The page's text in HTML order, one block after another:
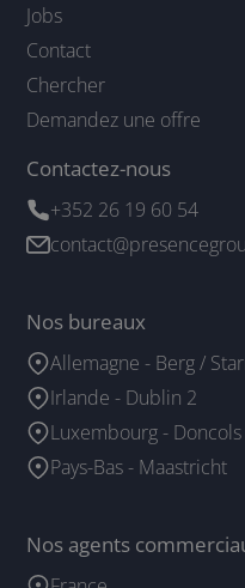
Jobs
Contact
Chercher
Demandez une offre
Contactez-nous
+352 26 19 60 54
Nos bureaux
Allemagne - Berg /
Irlande - Dublin 2
Luxembourg - Doncols
Pays-Bas - Maastricht
Nos agents